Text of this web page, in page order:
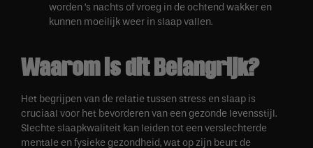
worden ’s nachts of vroeg in de ochtend wakker en
kunnen moeilijk weer in slaap vallen.
Waarom is dit Belangrijk?
Het begrijpen van de relatie tussen stress en slaap is
cruciaal voor het bevorderen van een gezonde levensstijl.
Slechte slaapkwaliteit kan leiden tot een verslechterde
mentale en fysieke gezondheid, wat op zijn beurt de